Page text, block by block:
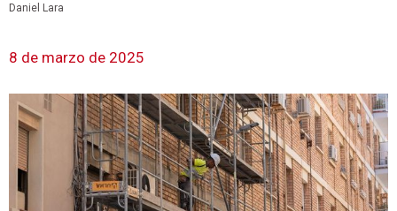
Daniel Lara
8 de marzo de 2025